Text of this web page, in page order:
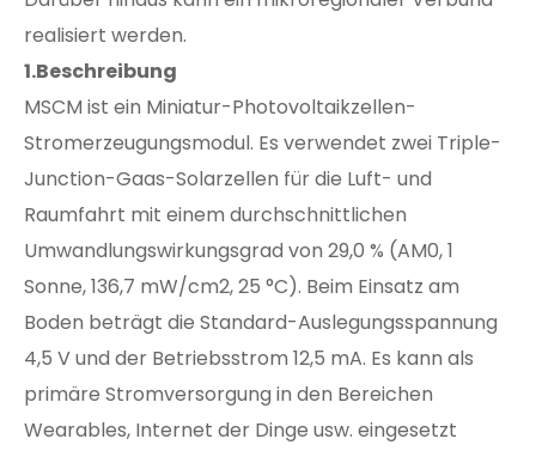
realisiert werden.
1.Beschreibung
MSCM ist ein Miniatur-Photovoltaikzellen-
Stromerzeugungsmodul. Es verwendet zwei Triple-
Junction-Gaas-Solarzellen für die Luft- und
Raumfahrt mit einem durchschnittlichen
Umwandlungswirkungsgrad von 29,0 % (AM0, 1
Sonne, 136,7 mW/cm2, 25 °C). Beim Einsatz am
Boden beträgt die Standard-Auslegungsspannung
4,5 V und der Betriebsstrom 12,5 mA. Es kann als
primäre Stromversorgung in den Bereichen
Wearables, Internet der Dinge usw. eingesetzt